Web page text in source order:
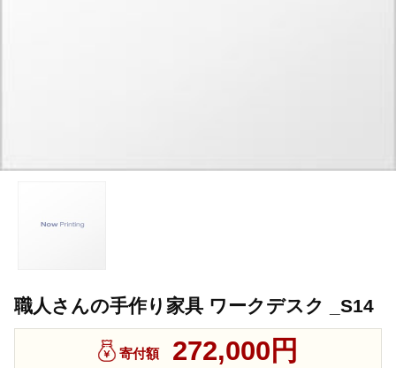
職人さんの手作り家具 ワークデスク _S14
寄付額 272,000円